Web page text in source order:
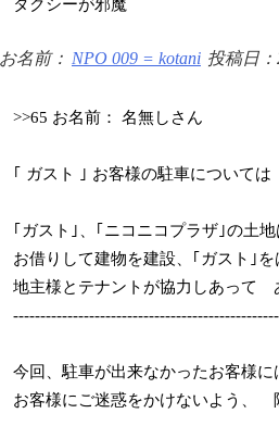
タクシーが邪魔
お名前： NPO 009 = kotani 投稿日：
>>65 お名前： 名無しさん
｢ ガスト ｣ お客様の駐車について
｢ガスト｣、｢ニコニコプラザ｣の土
お借りして建物を建設、｢ガスト｣
地主様とテナントが協力しあって
今回、駐車が出来なかったお客様
お客様にご迷惑をかけないよう、